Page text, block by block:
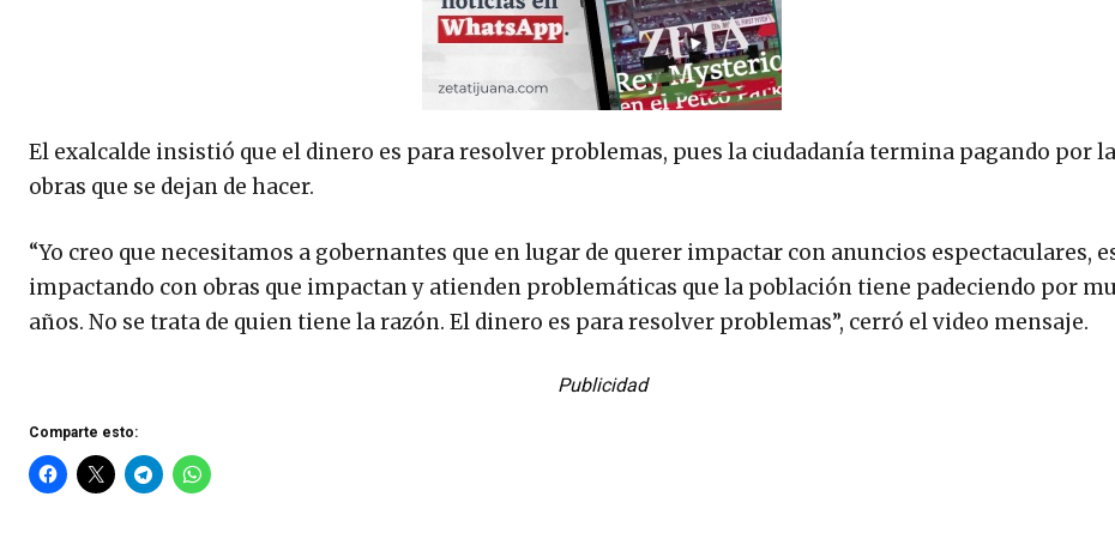
El exalcalde insistió que el dinero es para resolver problemas, pues la ciudadanía termina pagando por
obras que se dejan de hacer.
“Yo creo que necesitamos a gobernantes que en lugar de querer impactar con anuncios espectaculares,
impactando con obras que impactan y atienden problemáticas que la población tiene padeciendo por
años. No se trata de quien tiene la razón. El dinero es para resolver problemas”, cerró el video mensaje.
Publicidad
Comparte esto: